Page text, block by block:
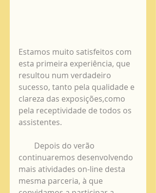
Estamos muito satisfeitos com
esta primeira experiência, que
resultou num verdadeiro
sucesso, tanto pela qualidade e
clareza das exposições,como
pela receptividade de todos os
assistentes.
continuaremos desenvolvendo
mais atividades on-line desta
mesma parceria, à que